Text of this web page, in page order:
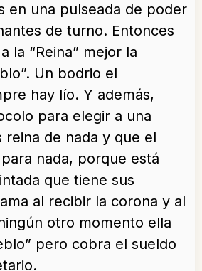
en una pulseada de poder
de turno. Entonces
la “Reina” mejor la
Un bodrio el
hay lío. Y además,
para elegir a una
reina de nada y que el
nada, porque está
que tiene sus
al recibir la corona y al
otro momento ella
pero cobra el sueldo